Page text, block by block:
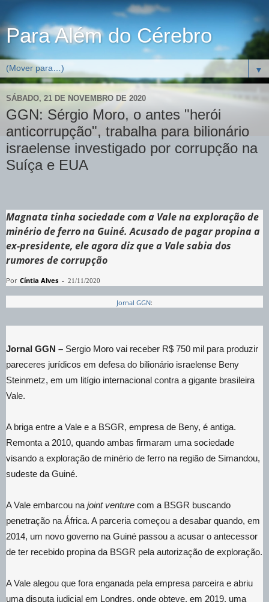
Para Além do Cérebro
▼
SÁBADO, 21 DE NOVEMBRO DE 2020
GGN: Sérgio Moro, o antes "herói
anticorrupção", trabalha para bilionário
israelense investigado por corrupção na
Suíça e EUA
Magnata tinha sociedade com a Vale na exploração de
minério de ferro na Guiné. Acusado de pagar propina a
ex-presidente, ele agora diz que a Vale sabia dos
rumores de corrupção
Por Cíntia Alves - 21/11/2020
Jornal GGN:
Jornal GGN – Sergio Moro vai receber R$ 750 mil para produzir
pareceres jurídicos em defesa do bilionário israelense Beny
Steinmetz, em um litígio internacional contra a gigante brasileira
Vale.
A briga entre a Vale e a BSGR, empresa de Beny, é antiga.
Remonta a 2010, quando ambas firmaram uma sociedade
visando a exploração de minério de ferro na região de Simandou,
sudeste da Guiné.
A Vale embarcou na joint venture com a BSGR buscando
penetração na África. A parceria começou a desabar quando, em
2014, um novo governo na Guiné passou a acusar o antecessor
de ter recebido propina da BSGR pela autorização de exploração.
A Vale alegou que fora enganada pela empresa parceira e abriu
uma disputa judicial em Londres, onde obteve, em 2019, uma